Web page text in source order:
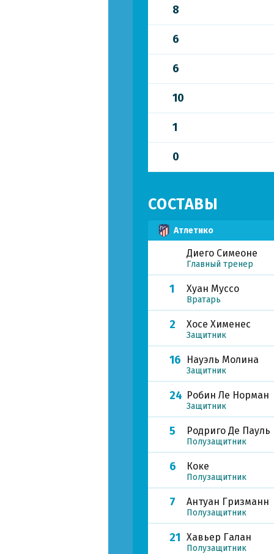
8
6
6
10
1
0
СОСТАВЫ
Атлетико
Диего Симеоне
Главный тренер
1 Хуан Муссо
Вратарь
2 Хосе Хименес
Защитник
16 Науэль Молина
Защитник
24 Робин Ле Норман
Защитник
5 Родриго Де Пауль
Полузащитник
6 Коке
Полузащитник
7 Антуан Гризманн
Полузащитник
21 Хавьер Галан
Полузащитник